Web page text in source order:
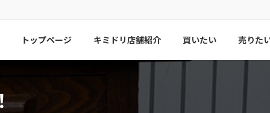
トップページ キミドリ店舗紹介 買いたい 売りた